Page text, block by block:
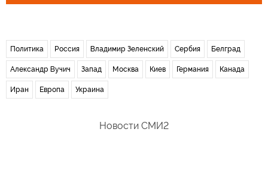
Политика Россия Владимир Зеленский Сербия Белград
Александр Вучич Запад Москва Киев Германия Канада
Иран Европа Украина
Новости СМИ2